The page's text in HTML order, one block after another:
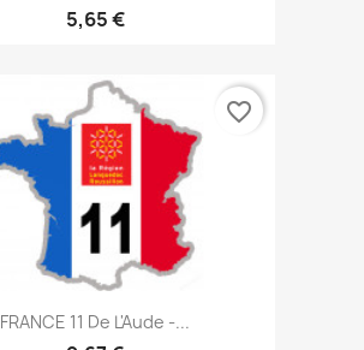
5,65 €
FRANCE 11 De L'Aude -...
favorite_border